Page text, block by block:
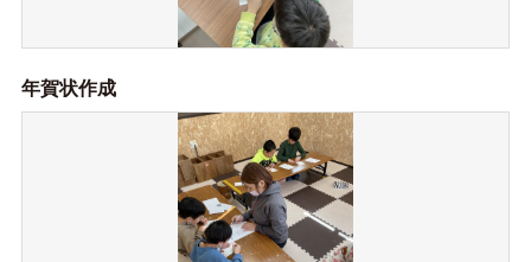
年賀状作成